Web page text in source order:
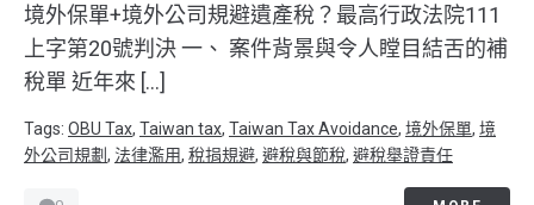
境外保單+境外公司規避遺產稅？最高行政法院111
上字第20號判決 一、 案件背景與令人瞠目結舌的補
稅單 近年來 […]
Tags: OBU Tax, Taiwan tax, Taiwan Tax Avoidance, 境外保單, 境
外公司規劃, 法律濫用, 稅捐規避, 避稅與節稅, 避稅舉證責任